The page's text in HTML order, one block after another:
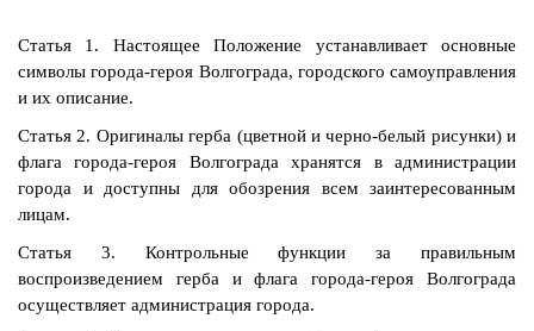
Статья 1. Настоящее Положение устанавливает основные
символы города-героя Волгограда, городского самоуправления
и их описание.
Статья 2. Оригиналы герба (цветной и черно-белый рисунки) и
флага города-героя Волгограда хранятся в администрации
города и доступны для обозрения всем заинтересованным
лицам.
Статья 3. Контрольные функции за правильным
воспроизведением герба и флага города-героя Волгограда
осуществляет администрация города.